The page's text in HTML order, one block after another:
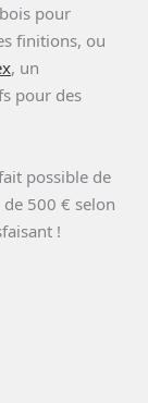
pour
finitions, ou
, un
pour des
possible de
500 € selon
!